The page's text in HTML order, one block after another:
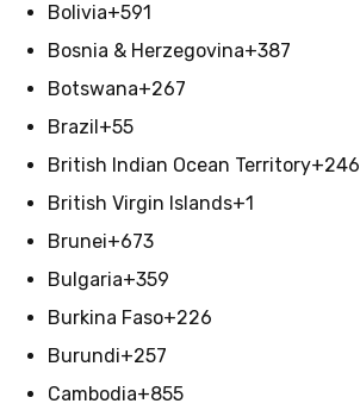
Bolivia+591
Bosnia & Herzegovina+387
Botswana+267
Brazil+55
British Indian Ocean Territory+246
British Virgin Islands+1
Brunei+673
Bulgaria+359
Burkina Faso+226
Burundi+257
Cambodia+855